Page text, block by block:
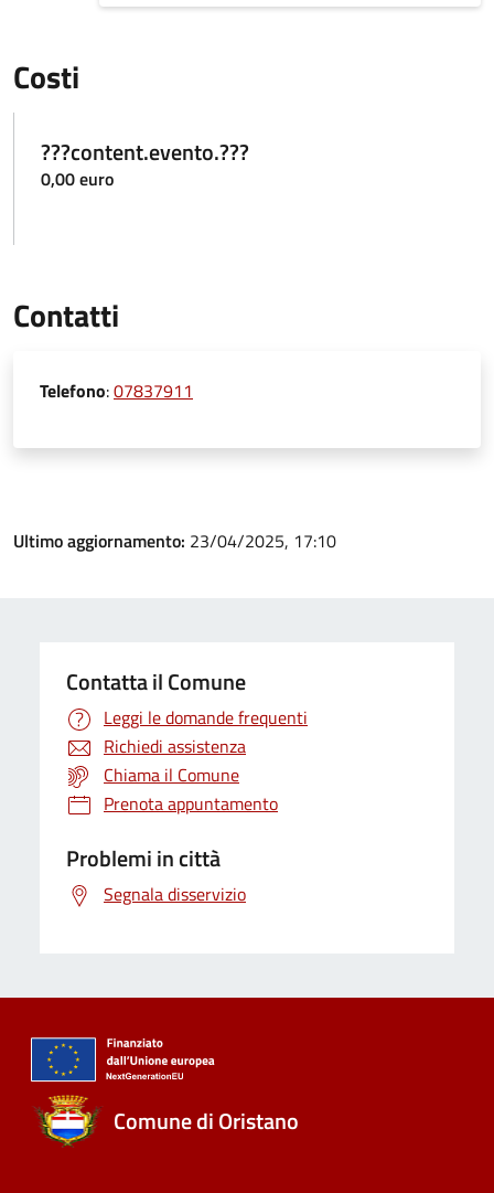
Costi
???content.evento.???
0,00 euro
Contatti
Telefono:07837911
Ultimo aggiornamento: 23/04/2025, 17:10
Contatta il Comune
Leggi le domande frequenti
Richiedi assistenza
Chiama il Comune
Prenota appuntamento
Problemi in città
Segnala disservizio
Comune di Oristano